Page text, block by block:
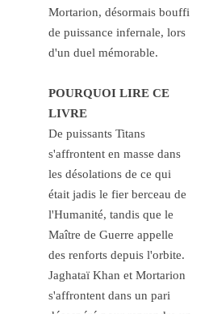
Mortarion, désormais bouffi
de puissance infernale, lors
d'un duel mémorable.
POURQUOI LIRE CE
LIVRE
De puissants Titans
s'affrontent en masse dans
les désolations de ce qui
était jadis le fier berceau de
l'Humanité, tandis que le
Maître de Guerre appelle
des renforts depuis l'orbite.
Jaghataï Khan et Mortarion
s'affrontent dans un pari